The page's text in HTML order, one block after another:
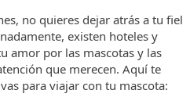
no quieres dejar atrás a tu fiel
existen hoteles y
amor por las mascotas y las
que merecen. Aquí te
para viajar con tu mascota: